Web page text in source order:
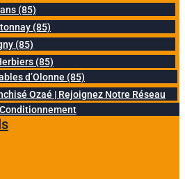
(85)
(85)
(85)
(85)
d’Olonne (85)
Ozaé | Rejoignez Notre Réseau